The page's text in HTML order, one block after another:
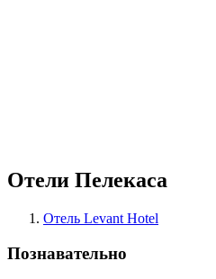
Отели Пелекаса
Отель Levant Hotel
Познавательно